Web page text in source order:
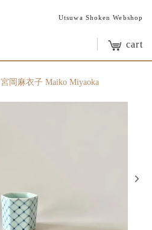
Utsuwa Shoken Webshop
cart
宮岡麻衣子 Maiko Miyaoka